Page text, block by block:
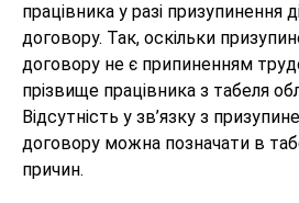
працівника у разі призупинення
договору. Так, оскільки
договору не є припиненням
прізвище працівника з табеля
Відсутність у зв’язку з
договору можна позначати в
причин.